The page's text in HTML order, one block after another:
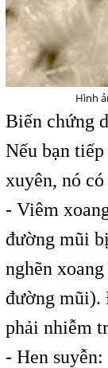
Hình
Biến chứng
Nếu bạn
xuyên, nó
- Viêm
đường mũi
nghẽn
đường mũi).
phải nhiễm
- Hen